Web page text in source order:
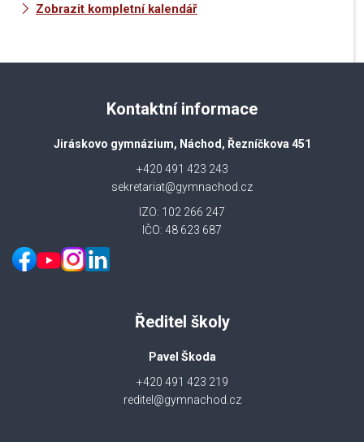
Zobrazit kompletní kalendář
Kontaktní informace
Jiráskovo gymnázium, Náchod, Řezníčkova 451
+420 491 423 243
sekretariat@gymnachod.cz
IZO: 102 266 247
IČO: 48 623 687
Ředitel školy
Pavel Škoda
+420 491 423 219
reditel@gymnachod.cz